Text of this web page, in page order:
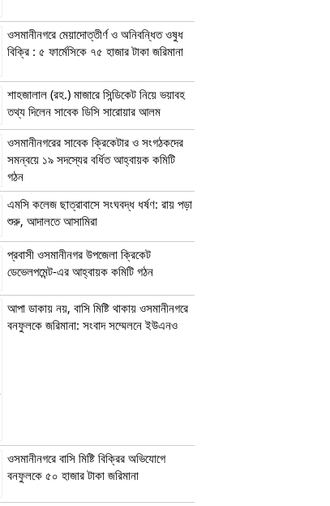
ওসমানীনগরে মেয়াদোত্তীর্ণ ও অনিবন্ধিত ওষুধ
বিক্রি : ৫ ফার্মেসিকে ৭৫ হাজার টাকা জরিমানা
শাহজালাল (রহ.) মাজারে সিন্ডিকেট নিয়ে ভয়াবহ
তথ্য দিলেন সাবেক ডিসি সারোয়ার আলম
ওসমানীনগরের সাবেক ক্রিকেটার ও সংগঠকদের
সমন্বয়ে ১৯ সদস্যের বর্ধিত আহ্বায়ক কমিটি
গঠন
এম‌সি কলেজ ছাত্রাবাসে সংঘবদ্ধ ধর্ষণ: রায় পড়া
শুরু, আদালতে আসামিরা
প্রবাসী ওসমানীনগর উপজেলা ক্রিকেট
ডেভেলপমেন্ট-এর আহ্বায়ক কমিটি গঠন
আপা ডাকায় নয়, বাসি মিষ্টি থাকায় ওসমানীনগরে
বনফুলকে জরিমানা: সংবাদ সম্মেলনে ইউএনও
ওসমানীনগরে বাসি মিষ্টি বিক্রির অভিযোগে
বনফুলকে ৫০ হাজার টাকা জরিমানা